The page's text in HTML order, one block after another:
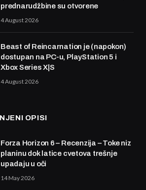
prednarudžbine su otvorene
4 August 2026
Beast of Reincarnation je (napokon)
dostupan na PC-u, PlayStation 5 i
Xbox Series X|S
4 August 2026
OPISI
Forza Horizon 6 – Recenzija – Toke niz
planinu dok latice cvetova trešnje
upadaju u oči
14 May 2026